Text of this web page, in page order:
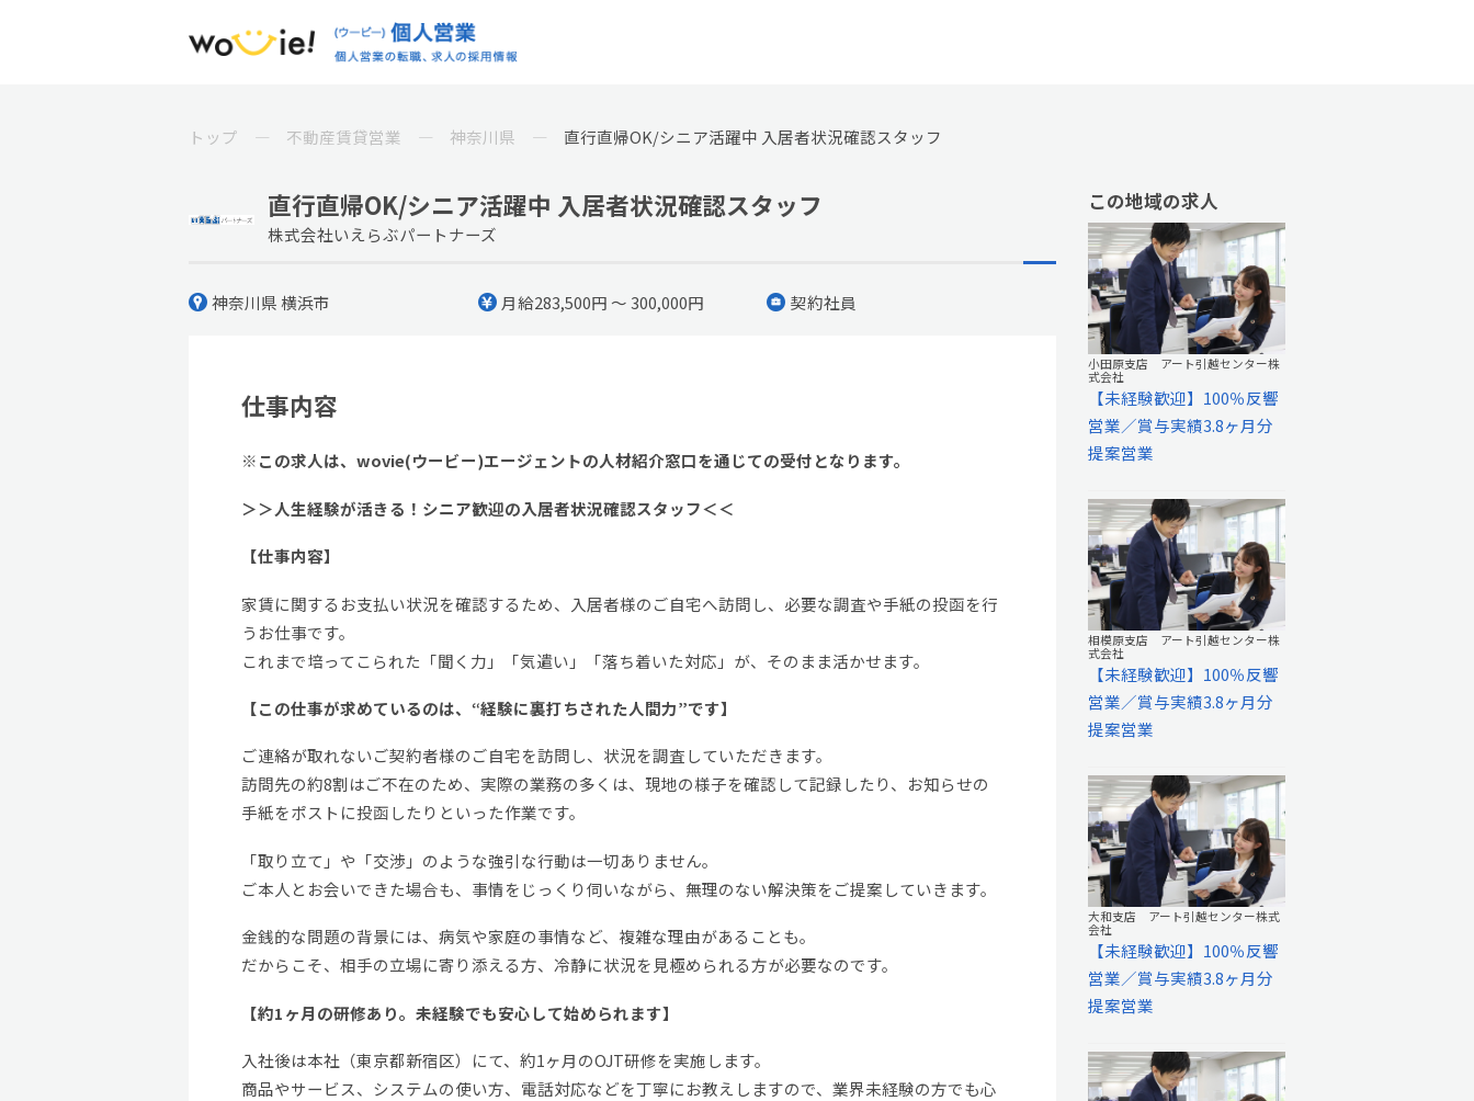
トップ 不動産賃貸営業 神奈川県 直行直帰OK/シニア活躍中 入居者状況確認スタッフ
直行直帰OK/シニア活躍中 入居者状況確認スタッフ
株式会社いえらぶパートナーズ
神奈川県 横浜市 月給283,500円 ～ 300,000円 契約社員
仕事内容
※この求人は、wovie(ウービー)エージェントの人材紹介窓口を通じての受付となります。
＞＞人生経験が活きる！シニア歓迎の入居者状況確認スタッフ＜＜
【仕事内容】
家賃に関するお支払い状況を確認するため、入居者様のご自宅へ訪問し、必要な調査や手紙の投函を行
うお仕事です。
これまで培ってこられた「聞く力」「気遣い」「落ち着いた対応」が、そのまま活かせます。
【この仕事が求めているのは、“経験に裏打ちされた人間力”です】
ご連絡が取れないご契約者様のご自宅を訪問し、状況を調査していただきます。
訪問先の約8割はご不在のため、実際の業務の多くは、現地の様子を確認して記録したり、お知らせの
手紙をポストに投函したりといった作業です。
「取り立て」や「交渉」のような強引な行動は一切ありません。
ご本人とお会いできた場合も、事情をじっくり伺いながら、無理のない解決策をご提案していきます。
金銭的な問題の背景には、病気や家庭の事情など、複雑な理由があることも。
だからこそ、相手の立場に寄り添える方、冷静に状況を見極められる方が必要なのです。
【約1ヶ月の研修あり。未経験でも安心して始められます】
入社後は本社（東京都新宿区）にて、約1ヶ月のOJT研修を実施します。
商品やサービス、システムの使い方、電話対応などを丁寧にお教えしますので、業界未経験の方でも心
この地域の求人
小田原支店 アート引越センター株
式会社
【未経験歓迎】100％反響
営業／賞与実績3.8ヶ月分
提案営業
相模原支店 アート引越センター株
式会社
【未経験歓迎】100％反響
営業／賞与実績3.8ヶ月分
提案営業
大和支店 アート引越センター株式
会社
【未経験歓迎】100％反響
営業／賞与実績3.8ヶ月分
提案営業